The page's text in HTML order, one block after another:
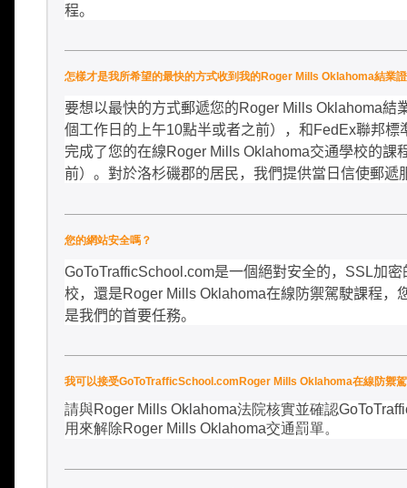
程。
怎樣才是我所希望的最快的方式收到我的Roger Mills Oklahoma結業
要想以最快的方式郵遞您的Roger Mills Oklahoma結
個工作日的上午10點半或者之前），和 FedEx聯邦標
完成了您的在線Roger Mills Oklahoma交通學校的課
前）。對於洛杉磯郡的居民，我們提供當日信使郵遞
您的網站安全嗎？
GoToTrafficSchool.com是一個絕對安全的， SSL加密
校，還是Roger Mills Oklahoma在線防禦駕駛課程，
是我們的首要任務。
我可以接受GoToTrafficSchool.comRoger Mills Oklahoma在線防禦
請與Roger Mills Oklahoma法院核實並確認
用來解除Roger Mills Oklahoma交通罰單。